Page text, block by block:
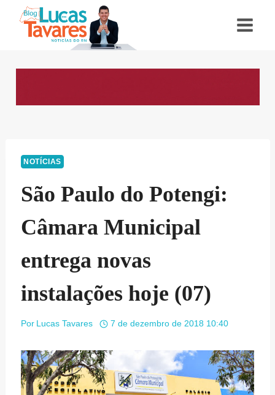
NOTÍCIAS
São Paulo do Potengi:
Câmara Municipal
entrega novas
instalações hoje (07)
Por Lucas Tavares 7 de dezembro de 2018 10:40